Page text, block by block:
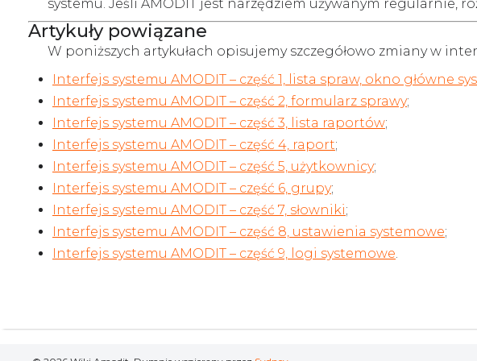
systemu. Jeśli AMODIT jest narzędziem używanym regularnie,
Artykuły powiązane
W poniższych artykułach opisujemy szczegółowo zmiany w
Interfejs systemu AMODIT – część 1, lista spraw, okno główne
Interfejs systemu AMODIT – część 2, formularz sprawy;
Interfejs systemu AMODIT – część 3, lista raportów;
Interfejs systemu AMODIT – część 4, raport;
Interfejs systemu AMODIT – część 5, użytkownicy;
Interfejs systemu AMODIT – część 6, grupy;
Interfejs systemu AMODIT – część 7, słowniki;
Interfejs systemu AMODIT – część 8, ustawienia systemowe;
Interfejs systemu AMODIT – część 9, logi systemowe